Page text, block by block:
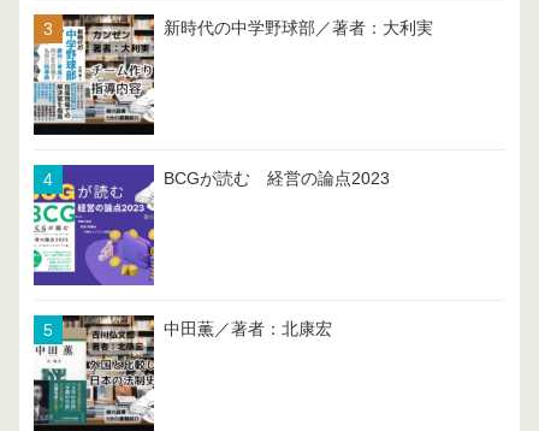
新時代の中学野球部／著者：大利実
BCGが読む 経営の論点2023
中田薫／著者：北康宏